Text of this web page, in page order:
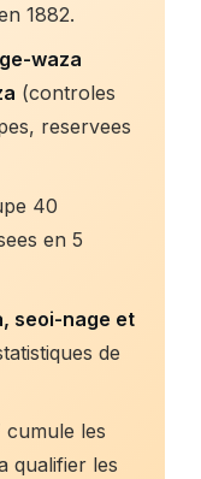
1882.
waza
(controles
reservees
40
en 5
seoi-nage et
de
cumule les
qualifier les